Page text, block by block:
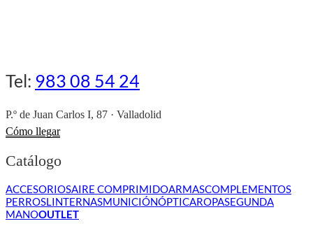
Tel: 983 08 54 24
P.º de Juan Carlos I, 87 · Valladolid
Cómo llegar
Catálogo
ACCESORIOSAIRE COMPRIMIDOARMASCOMPLEMENTOS
PERROSLINTERNASMUNICIÓNÓPTICAROPASEGUNDA
MANOOUTLET